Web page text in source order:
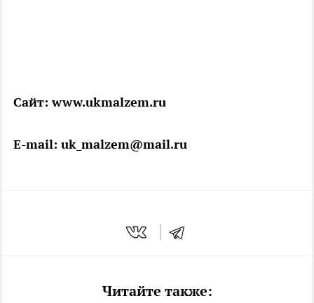
Сайт: www.ukmalzem.ru
E-mail: uk_malzem@mail.ru
Читайте также: